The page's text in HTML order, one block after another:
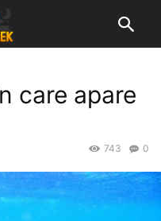
care apare
0
743